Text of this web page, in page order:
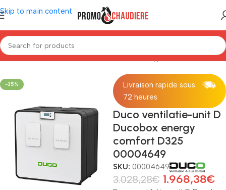
Skip to main content
Home/Ventilatie/Duco ventilatie/Duco unit type D
-35%
Livraison rapide sous
72 heures
Duco ventilatie-unit D
Ducobox energy
comfort D325
00004649
SKU: 00004649
3.028,28€ 1.968,38€